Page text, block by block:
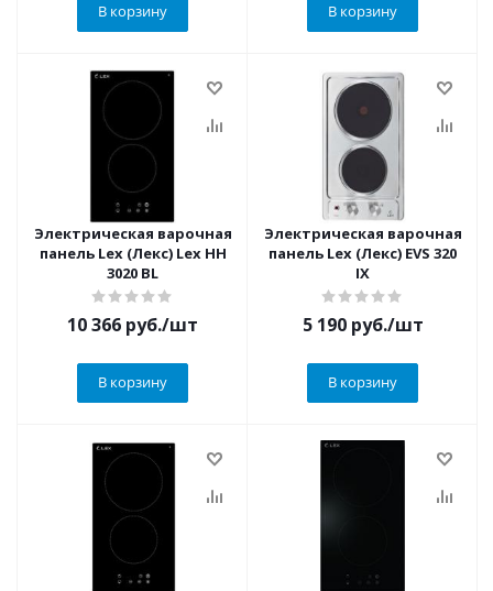
В корзину В корзину
Электрическая варочная
панель Lex (Лекс) Lex HH
3020 BL
10 366 руб./шт
В корзину
Электрическая варочная
панель Lex (Лекс) EVS 320
IX
5 190руб./шт
В корзину